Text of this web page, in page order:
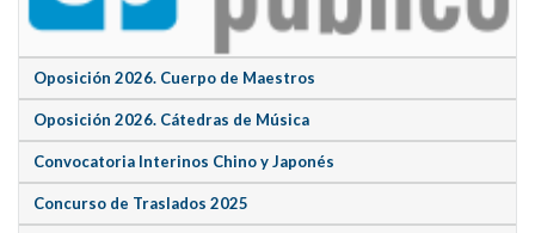
Oposición 2026. Cuerpo de Maestros
Oposición 2026. Cátedras de Música
Convocatoria Interinos Chino y Japonés
Concurso de Traslados 2025